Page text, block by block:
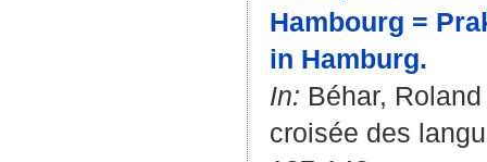
Hambourg =
in Hamburg.
In: Béhar, Roland
croisée des